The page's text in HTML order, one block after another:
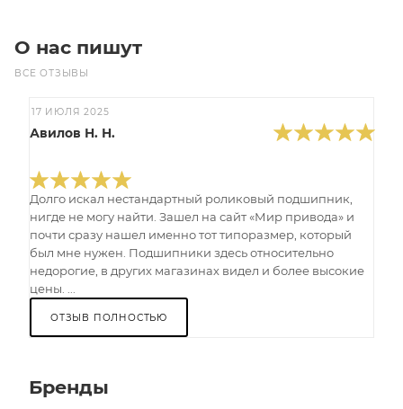
О нас пишут
ВСЕ ОТЗЫВЫ
17 ИЮЛЯ 2025
Авилов Н. Н.
Долго искал нестандартный роликовый подшипник,
нигде не могу найти. Зашел на сайт «Мир привода» и
почти сразу нашел именно тот типоразмер, который
был мне нужен. Подшипники здесь относительно
недорогие, в других магазинах видел и более высокие
цены. ...
ОТЗЫВ ПОЛНОСТЬЮ
Бренды